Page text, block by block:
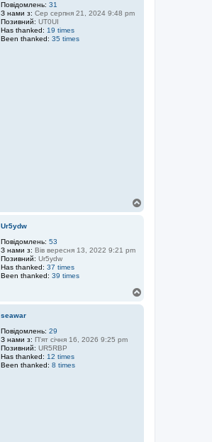
Повідомлень: 31
З нами з: Сер серпня 21, 2024 9:48 pm
Позивний: UT0UI
Has thanked: 19 times
Been thanked: 35 times
Ur5ydw
Повідомлень: 53
З нами з: Вів вересня 13, 2022 9:21 pm
Позивний: Ur5ydw
Has thanked: 37 times
Been thanked: 39 times
seawar
Повідомлень: 29
З нами з: П'ят січня 16, 2026 9:25 pm
Позивний: UR5RBP
Has thanked: 12 times
Been thanked: 8 times